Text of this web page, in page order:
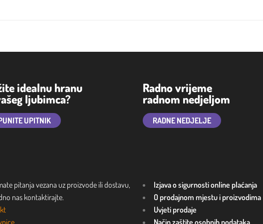
idealnu hranu
ljubimca?
UPITNIK
Radno vrijeme
radnom nedjeljom
RADNE NEDJELJE
pitanja vezana uz proizvode ili dostavu,
nas kontaktirajte.
Izjava o sigurnosti online plaćanja
O prodajnom mjestu i proizvodima
Uvjeti prodaje